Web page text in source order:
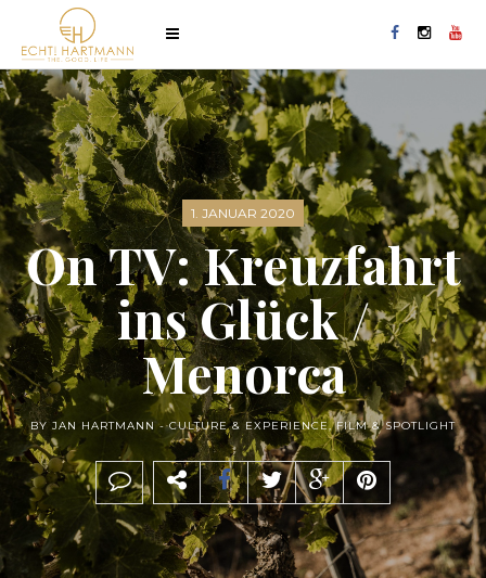
1. JANUAR 2020
On TV: Kreuzfahrt
ins Glück /
Menorca
BY JAN HARTMANN - CULTURE & EXPERIENCE,FILM & SPOTLIGHT